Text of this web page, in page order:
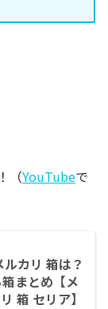
（YouTubeで
ルカリ 箱は？
まとめ【メ
箱 セリア】